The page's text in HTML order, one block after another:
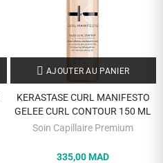
AJOUTER AU PANIER
KERASTASE CURL MANIFESTO
GELEE CURL CONTOUR 150 ML
Soin Capillaire Premium
335,00 MAD